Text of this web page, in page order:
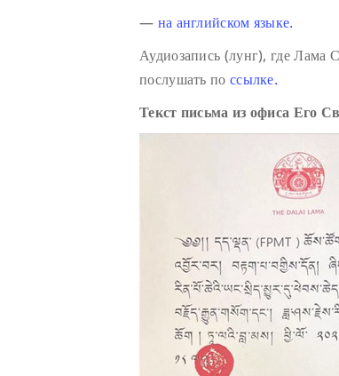
— на английском языке.
Аудиозапись (лунг), где
послушать по ссылке.
Текст письма из офиса Его